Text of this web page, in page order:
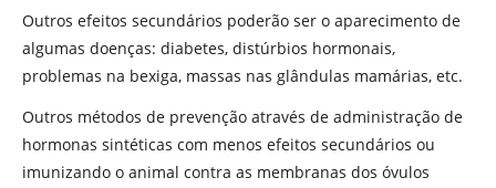
Outros efeitos secundários poderão ser o aparecimento de
algumas doenças: diabetes, distúrbios hormonais,
problemas na bexiga, massas nas glândulas mamárias, etc.
Outros métodos de prevenção através de administração de
hormonas sintéticas com menos efeitos secundários ou
imunizando o animal contra as membranas dos óvulos